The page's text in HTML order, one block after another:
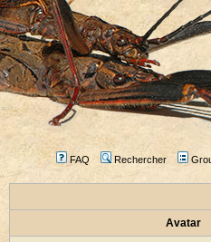
FAQ Rechercher
Avatar